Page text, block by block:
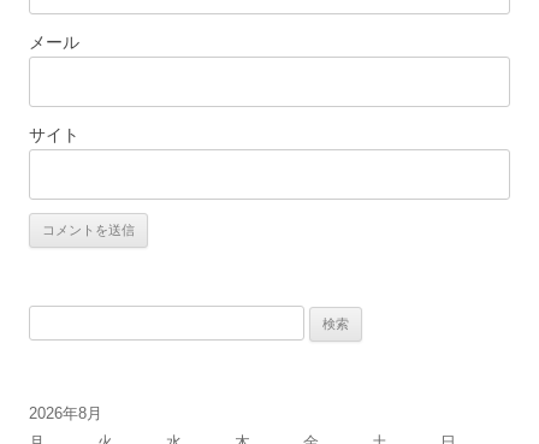
メール
サイト
索:
2026年8月